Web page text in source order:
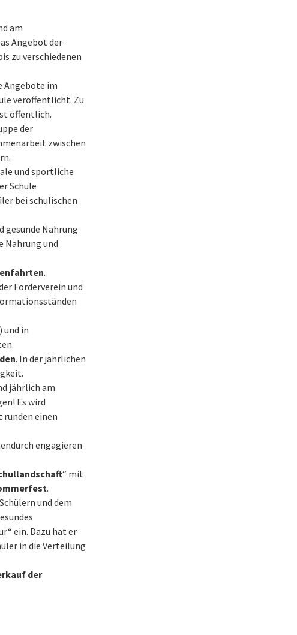
am
Angebot der
zu verschiedenen
Angebote im
veröffentlicht. Zu
öffentlich.
der
zwischen
und sportliche
Schule
bei schulischen
gesunde Nahrung
Nahrung und
.
Förderverein und
und in
. In der jährlichen
jährlich am
Es wird
einen
engagieren
“ mit
.
und dem
ein. Dazu hat er
in die Verteilung
der